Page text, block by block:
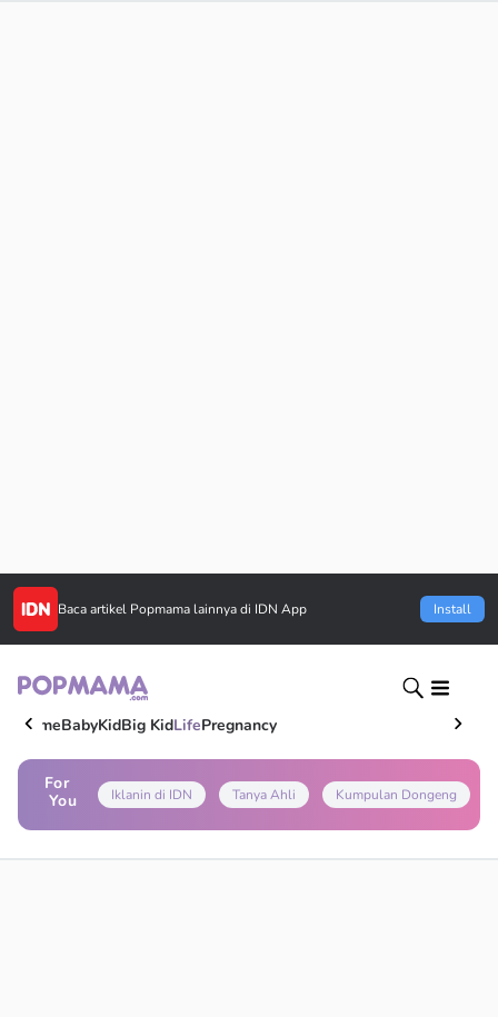
Baca artikel Popmama lainnya di IDN App Install
HomeBabyKidBig KidLifePregnancy
For
You
Iklanin di IDN Tanya Ahli Kumpulan Dongeng